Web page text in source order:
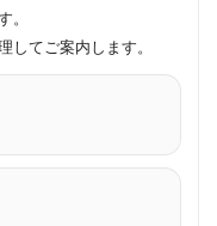
。
してご案内します。